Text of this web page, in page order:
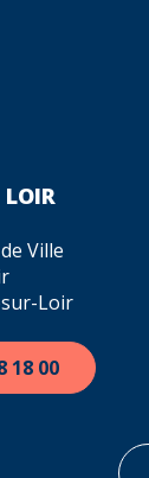
LOIR
Ville
Loir
18 00